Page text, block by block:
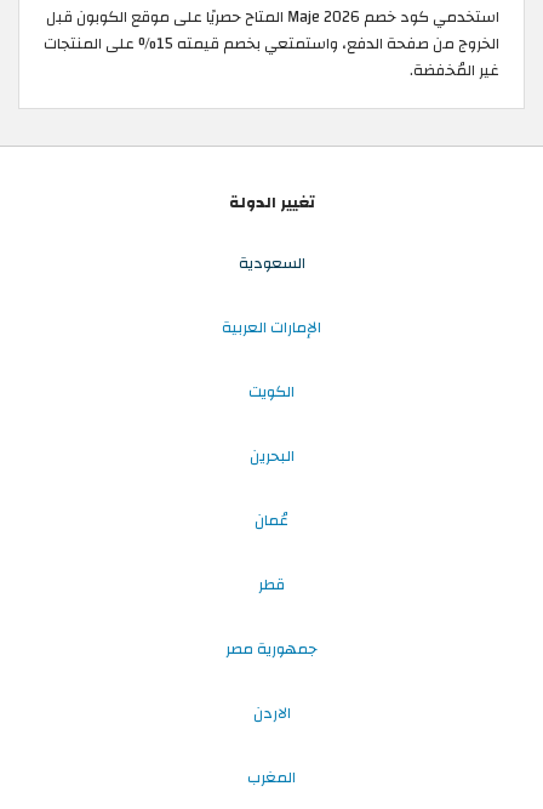
استخدمي كود خصم Maje 2026 المتاح حصريًا على موقع الكوبون قبل
الخروج من صفحة الدفع، واستمتعي بخصم قيمته 15% على المنتجات
غير المُخفضة.
تغيير الدولة
السعودية
الإمارات العربية
الكويت
البحرين
عُمان
قطر
جمهورية مصر
الاردن
المغرب